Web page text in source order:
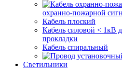
охранно-пожарной
Кабель плоский
Кабель силовой < 1кВ
прокладки
Кабель спиральный
Светильники